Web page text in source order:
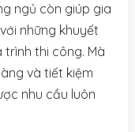
ngủ còn giúp gia
những khuyết
thi công. Mà
và tiết kiệm
nhu cầu luôn